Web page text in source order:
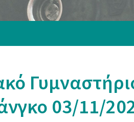
03/11/